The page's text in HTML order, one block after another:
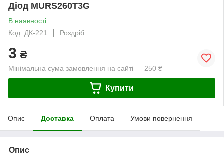
Діод MURS260T3G
В наявності
Код: ДК-221
Роздріб
3 ₴
Мінімальна сума замовлення на сайті — 250 ₴
Купити
Опис Доставка Оплата Умови повернення
Опис